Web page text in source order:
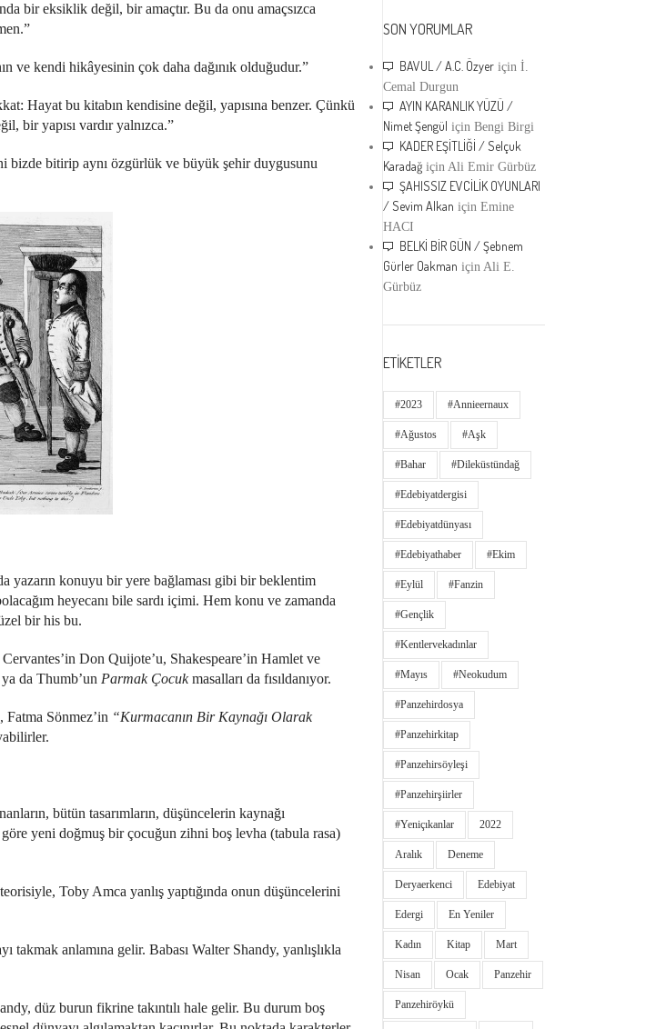
bir eksiklik değil, bir amaçtır. Bu da onu amaçsızca
ve kendi hikâyesinin çok daha dağınık olduğudur.”
Hayat bu kitabın kendisine değil, yapısına benzer. Çünkü
bir yapısı vardır yalnızca.”
bizde bitirip aynı özgürlük ve büyük şehir duygusunu
yazarın konuyu bir yere bağlaması gibi bir beklentim
heyecanı bile sardı içimi. Hem konu ve zamanda
bir his bu.
Don Quijote’u, Shakespeare’in Hamlet ve
da Thumb’un Parmak Çocukmasalları da fısıldanıyor.
Sönmez’in “Kurmacanın Bir Kaynağı Olarak
bütün tasarımların, düşüncelerin kaynağı
yeni doğmuş bir çocuğun zihni boş levha (tabula rasa)
Toby Amca yanlış yaptığında onun düşüncelerini
anlamına gelir. Babası Walter Shandy, yanlışlıkla
düz burun fikrine takıntılı hale gelir. Bu durum boş
SON YORUMLAR
BAVUL / A.C. Özyer içinİ.
Cemal Durgun
AYIN KARANLIK YÜZÜ /
Nimet Şengül içinBengi Birgi
KADER EŞİTLİĞİ / Selçuk
Karadağ için Ali Emir Gürbüz
ŞAHISSIZ EVCİLİK OYUNLARI
/ Sevim Alkan içinEmine
HACI
BELKİ BİR GÜN / Şebnem
Gürler Oakman için Ali E.
Gürbüz
ETİKETLER
#2023 #annieernaux
#ağustos #aşk
#bahar #dileküstündağ
#edebiyatdergisi
#edebiyatdünyası
#edebiyathaber #ekim
#eylül #fanzin
#gençlik
#kentlervekadınlar
#Mayıs #neokudum
#panzehirdosya
#panzehirkitap
#panzehirsöyleşi
#panzehirşiirler
#yeniçıkanlar 2022
Aralık Deneme
Deryaerkenci Edebiyat
Edergi En Yeniler
Kadın Kitap Mart
Nisan Ocak Panzehir
Panzehiröykü